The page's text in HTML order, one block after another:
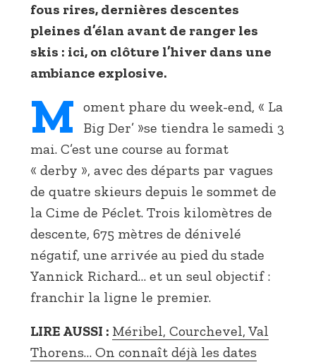
fous rires, dernières descentes
pleines d’élan avant de ranger les
skis : ici, on clôture l’hiver dans une
ambiance explosive.
M oment phare du week-end, « La
Big Der’ »se tiendra le samedi 3
mai. C’est une course au format
« derby », avec des départs par vagues
de quatre skieurs depuis le sommet de
la Cime de Péclet. Trois kilomètres de
descente, 675 mètres de dénivelé
négatif, une arrivée au pied du stade
Yannick Richard… et un seul objectif :
franchir la ligne le premier.
LIRE AUSSI : Méribel, Courchevel, Val
Thorens… On connaît déjà les dates